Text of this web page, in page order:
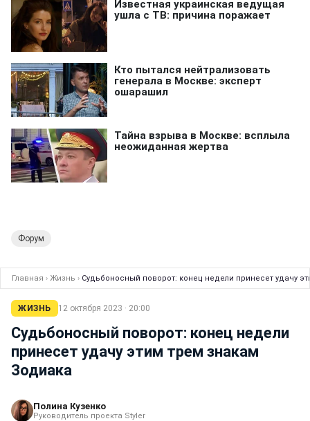
Форум
Главная › Жизнь › Судьбоносный поворот: конец недели принесет удачу
ЖИЗНЬ 12 октября 2023 · 20:00
Судьбоносный поворот: конец недели
принесет удачу этим трем знакам
Зодиака
Полина Кузенко
Руководитель проекта Styler